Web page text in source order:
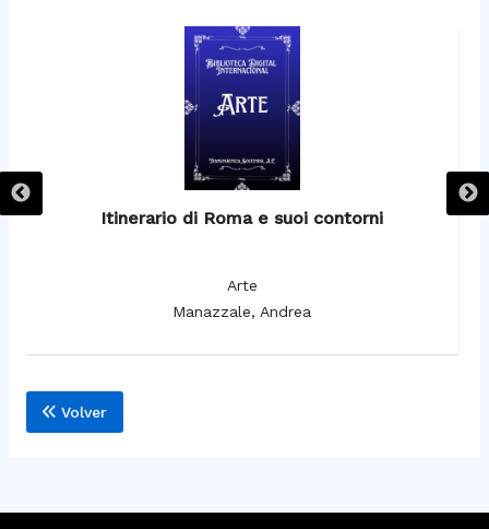
Itinerario di Roma e suoi contorni
Arte
Manazzale, Andrea
Volver